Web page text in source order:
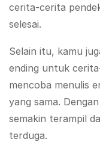
cerita-cerita
selesai.
Selain itu, kamu
ending untuk
mencoba menulis
yang sama.
semakin terampil
terduga.